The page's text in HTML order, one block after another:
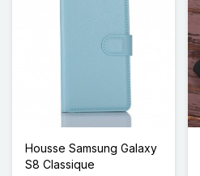
Housse Samsung Galaxy
S8 Classique